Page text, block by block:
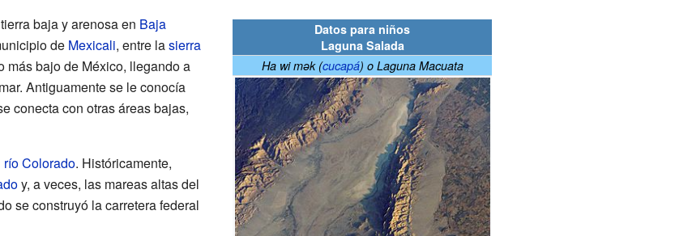
Datos para niños
Laguna Salada
Ha wi mək (cucapá) o Laguna Macuata
baja y arenosa en Baja
de Mexicali, entre lasierra
más bajo de México, llegando a
Antiguamente se le conocía
conecta con otras áreas bajas,
río Colorado. Históricamente,
y, a veces, las mareas altas del
se construyó la carretera federal